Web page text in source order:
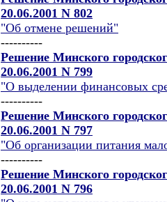
20.06.2001 N 802
"Об отмене решений"
----------
Решение Минского
20.06.2001 N 799
"О выделении финансовых
----------
Решение Минского
20.06.2001 N 797
"Об организации питания
----------
Решение Минского
20.06.2001 N 796